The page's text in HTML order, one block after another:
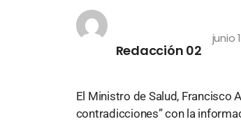
Redacción 02
junio
El Ministro de Salud, Francisco
contradicciones” con la